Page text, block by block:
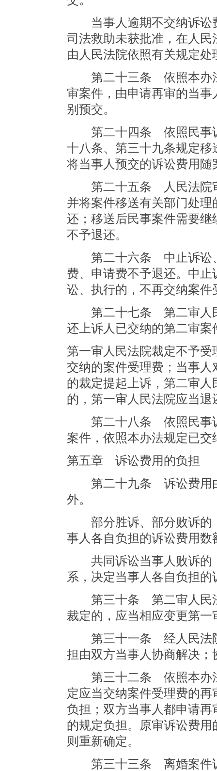
当事人逾期不交纳诉讼
司法救助未获批准，在人
由人民法院依照有关规定处
第二十三条 依照本办法
审案件，由申请再审的当
别预交。
第二十四条 依照民事诉
十八条、第三十九条规定
将当事人预交的诉讼费用
第二十五条 人民法院审
并将案件移送有关部门处
还；移送后民事案件需要
不予退还。
第二十六条 中止诉讼、
费、申请费不予退还。中
讼、执行的，不再交纳案件
第二十七条 第二审人民
还上诉人已交纳的第二审案
第一审人民法院裁定不予
交纳的案件受理费；当事
的裁定提起上诉，第二审
的，第一审人民法院应当
第二十八条 依照民事诉
案件，依照本办法规定已
第五章 诉讼费用的负担
第二十九条 诉讼费用由
外。
部分胜诉、部分败诉的
事人各自负担的诉讼费用数
共同诉讼当事人败诉的
系，决定当事人各自负担的
第三十条 第二审人民法
裁定的，应当相应变更第
第三十一条 经人民法院
担由双方当事人协商解决
第三十二条 依照本办法
定应当交纳案件受理费的
负担；双方当事人都申请
的规定负担。原审诉讼费
则重新确定。
第三十三条 离婚案件诉